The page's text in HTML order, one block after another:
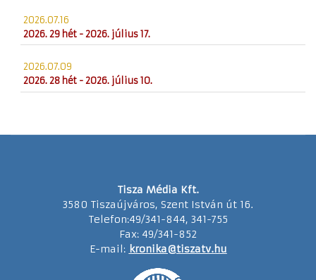
2026.07.16
2026. 29 hét - 2026. július 17.
2026.07.09
2026. 28 hét - 2026. július 10.
Tisza Média Kft.
3580 Tiszaújváros, Szent István út 16.
Telefon:49/341-844, 341-755
Fax: 49/341-852
E-mail: kronika@tiszatv.hu